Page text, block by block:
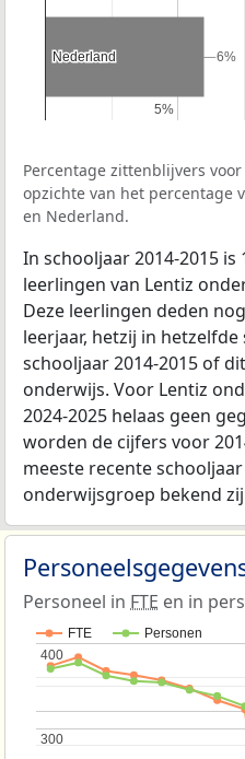
5%
5%
Nederland
Nederland 6%
6%
Percentage zittenblijvers
opzichte van het percentage
en Nederland.
In schooljaar 2014-2015 is
leerlingen van Lentiz
Deze leerlingen deden
leerjaar, hetzij in
schooljaar 2014-2015 of
onderwijs. Voor Lentiz
2024-2025 helaas geen
worden de cijfers voor
meeste recente
onderwijsgroep bekend
Personeel in FTE en in
FTE Personen
300
300
400
400